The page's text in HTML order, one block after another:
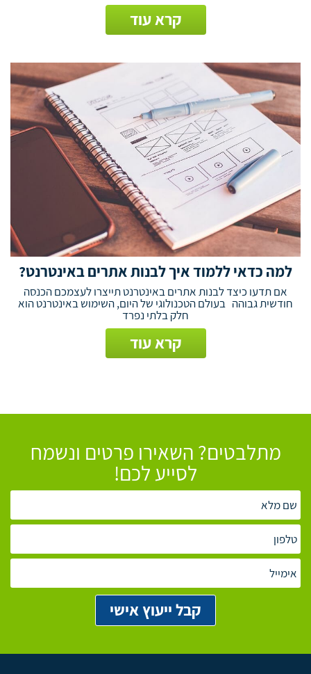
קרא עוד
למה כדאי ללמוד איך לבנות אתרים באינטרנט?
אם תדעו כיצד לבנות אתרים באינטרנט תייצרו לעצמכם הכנסה
חודשית גבוהה בעולם הטכנולוגי של היום, השימוש באינטרנט הוא
חלק בלתי נפרד
קרא עוד
מתלבטים? השאירו פרטים ונשמח
לסייע לכם!